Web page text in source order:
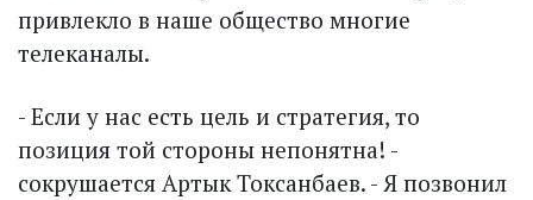
привлекло в наше общество многие
телеканалы.
- Если у нас есть цель и стратегия, то
позиция той стороны непонятна! -
сокрушается Артык Токсанбаев. - Я позвонил